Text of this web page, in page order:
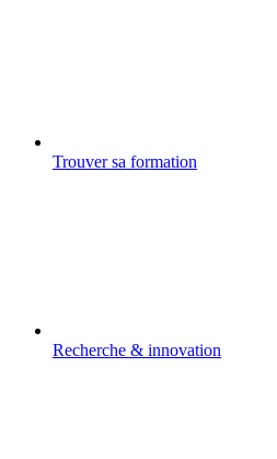
Trouver sa formation
Recherche & innovation